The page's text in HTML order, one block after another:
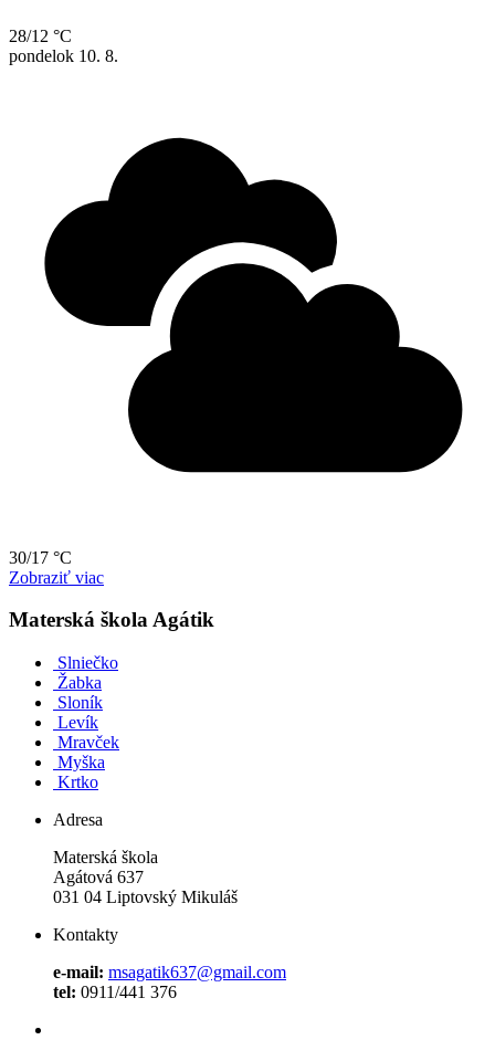
28/12 °C
pondelok 10. 8.
30/17 °C
Zobraziť viac
Materská škola Agátik
Slniečko
Žabka
Sloník
Levík
Mravček
Myška
Krtko
Adresa
Materská škola
Agátová 637
031 04 Liptovský Mikuláš
Kontakty
e-mail: msagatik637@gmail.com
tel: 0911/441 376